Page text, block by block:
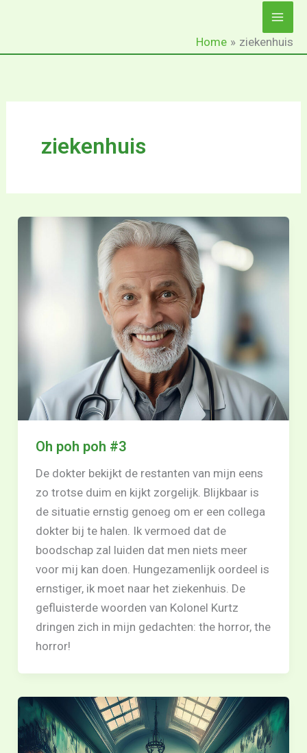
Home ziekenhuis
ziekenhuis
Oh poh poh #3
De dokter bekijkt de restanten van mijn eens
zo trotse duim en kijkt zorgelijk. Blijkbaar is
de situatie ernstig genoeg om er een collega
dokter bij te halen. Ik vermoed dat de
boodschap zal luiden dat men niets meer
voor mij kan doen. Hungezamenlijk oordeel is
ernstiger, ik moet naar het ziekenhuis. De
gefluisterde woorden van Kolonel Kurtz
dringen zich in mijn gedachten: the horror, the
horror!